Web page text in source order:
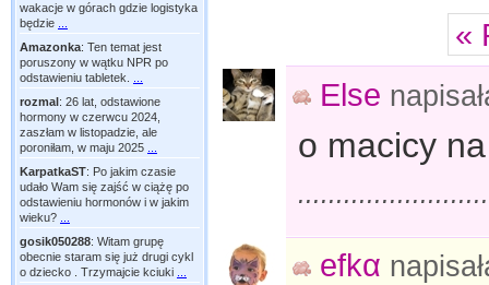
wakacje w górach gdzie logistyka
będzie
Amazonka: Ten temat jest
poruszony w wątku NPR po
odstawieniu tabletek.
rozmal: 26 lat, odstawione
hormony w czerwcu 2024,
zaszłam w listopadzie, ale
poroniłam, w maju 2025
KarpatkaST: Po jakim czasie
udało Wam się zajść w ciążę po
odstawieniu hormonów i w jakim
wieku?
gosik050288: Witam grupę
obecnie staram się już drugi cykl
o dziecko . Trzymajcie kciuki
«
Else
o macicy
efkα